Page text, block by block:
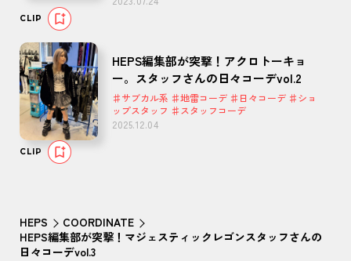
CLIP
HEPS編集部が突撃！アクロトーキョ
ー。スタッフさんの日々コーデvol.2
♯サブカル系 ♯地雷コーデ ♯日々コーデ ♯ショ
ップスタッフ ♯スタッフコーデ
2025.12.04
CLIP
HEPS
COORDINATE
HEPS編集部が突撃！マジェスティックレゴンスタッフさんの
日々コーデvol.3